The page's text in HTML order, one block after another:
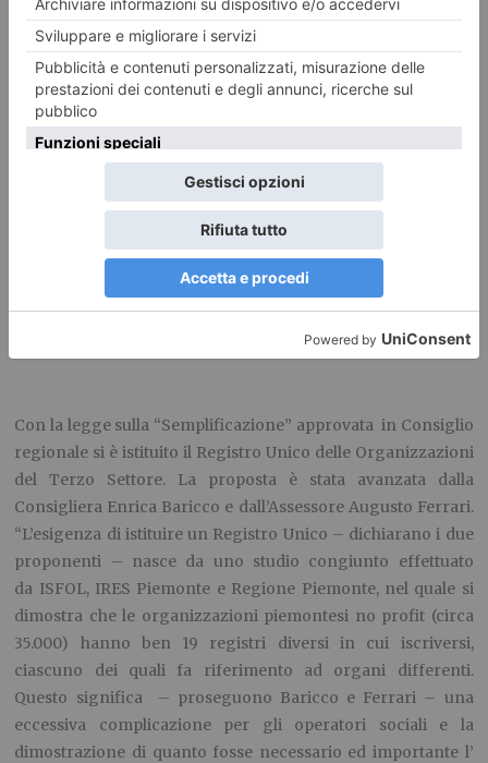
Capogruppo Sel in Consiglio regionale
Pd Regione, semplificare il Terzo
Settore
27 FEBBRAIO 2015 TRIBUNA
REGISTRO UNICO
TERZO SETTORE;
BARICCO E FERRARI
Con la legge sulla “Semplificazione” approvata in Consiglio
regionale si è istituito il Registro Unico delle Organizzazioni
del Terzo Settore. La proposta è stata avanzata dalla
Consigliera Enrica Baricco e dall’Assessore Augusto Ferrari.
“L’esigenza di istituire un Registro Unico – dichiarano i due
proponenti – nasce da uno studio congiunto effettuato
da ISFOL, IRES Piemonte e Regione Piemonte, nel quale si
dimostra che le organizzazioni piemontesi no profit (circa
35.000) hanno ben 19 registri diversi in cui iscriversi,
ciascuno dei quali fa riferimento ad organi differenti.
Questo significa – proseguono Baricco e Ferrari – una
eccessiva complicazione per gli operatori sociali e la
dimostrazione di quanto fosse necessario ed importante l’